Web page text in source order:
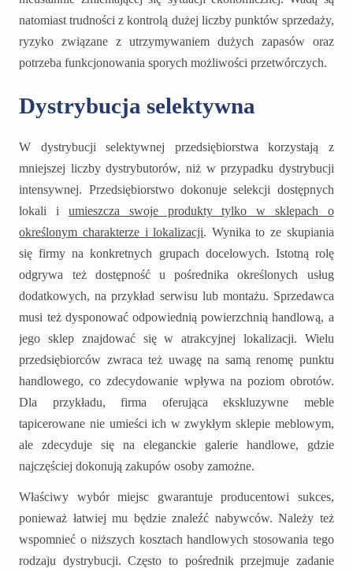
natomiast trudności z kontrolą dużej liczby punktów sprzedaży,
ryzyko związane z utrzymywaniem dużych zapasów oraz
potrzeba funkcjonowania sporych możliwości przetwórczych.
Dystrybucja selektywna
W dystrybucji selektywnej przedsiębiorstwa korzystają z
mniejszej liczby dystrybutorów, niż w przypadku dystrybucji
intensywnej. Przedsiębiorstwo dokonuje selekcji dostępnych
lokali i umieszcza swoje produkty tylko w sklepach o
określonym charakterze i lokalizacji. Wynika to ze skupiania
się firmy na konkretnych grupach docelowych. Istotną rolę
odgrywa też dostępność u pośrednika określonych usług
dodatkowych, na przykład serwisu lub montażu. Sprzedawca
musi też dysponować odpowiednią powierzchnią handlową, a
jego sklep znajdować się w atrakcyjnej lokalizacji. Wielu
przedsiębiorców zwraca też uwagę na samą renomę punktu
handlowego, co zdecydowanie wpływa na poziom obrotów.
Dla przykładu, firma oferująca ekskluzywne meble
tapicerowane nie umieści ich w zwykłym sklepie meblowym,
ale zdecyduje się na eleganckie galerie handlowe, gdzie
najczęściej dokonują zakupów osoby zamożne.
Właściwy wybór miejsc gwarantuje producentowi sukces,
ponieważ łatwiej mu będzie znaleźć nabywców. Należy też
wspomnieć o niższych kosztach handlowych stosowania tego
rodzaju dystrybucji. Często to pośrednik przejmuje zadanie